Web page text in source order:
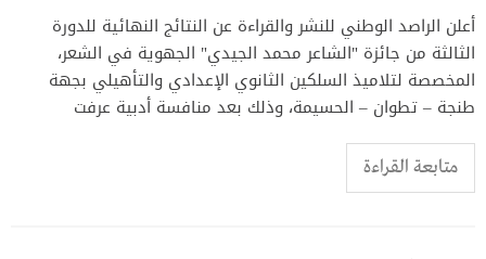
أعلن الراصد الوطني للنشر والقراءة عن النتائج النهائية للدورة
الثالثة من جائزة "الشاعر محمد الجيدي" الجهوية في الشعر،
المخصصة لتلاميذ السلكين الثانوي الإعدادي والتأهيلي بجهة
طنجة – تطوان – الحسيمة، وذلك بعد منافسة أدبية عرفت
متابعة القراءة